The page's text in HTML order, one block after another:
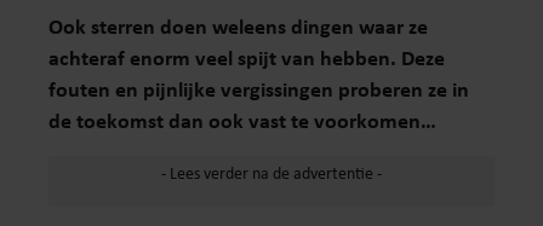
Ook sterren doen weleens dingen waar ze
achteraf enorm veel spijt van hebben. Deze
fouten en pijnlijke vergissingen proberen ze in
de toekomst dan ook vast te voorkomen…